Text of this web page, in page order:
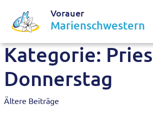
Vorauer
Marienschwestern
Kategorie:
Donnerstag
Beitragsnavigation
Ältere Beiträge